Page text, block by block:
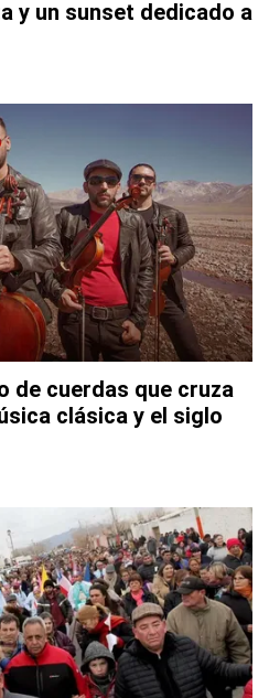
y un sunset dedicado a
de cuerdas que cruza
clásica y el siglo